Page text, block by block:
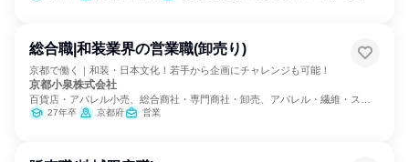
総合職|和装業界の営業職(卸売り)
京都で働く｜和装・日本文化！若手から企画にチャレンジも可能！
京都小泉株式会社
百貨店・アパレル小売、総合商社・専門商社・卸売、アパレル・繊維・スポ
ーツメーカー
27年卒 京都府 営業